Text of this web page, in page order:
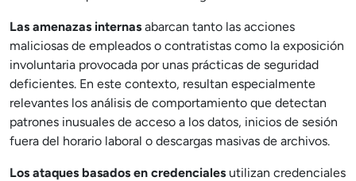
Las amenazas internas abarcan tanto las acciones
maliciosas de empleados o contratistas como la exposición
involuntaria provocada por unas prácticas de seguridad
deficientes. En este contexto, resultan especialmente
relevantes los análisis de comportamiento que detectan
patrones inusuales de acceso a los datos, inicios de sesión
fuera del horario laboral o descargas masivas de archivos.
Los ataques basados en credenciales utilizan credenciales